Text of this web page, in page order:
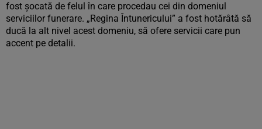
fost șocată de felul în care procedau cei din domeniul
serviciilor funerare. „Regina Întunericului” a fost hotărâtă să
ducă la alt nivel acest domeniu, să ofere servicii care pun
accent pe detalii.